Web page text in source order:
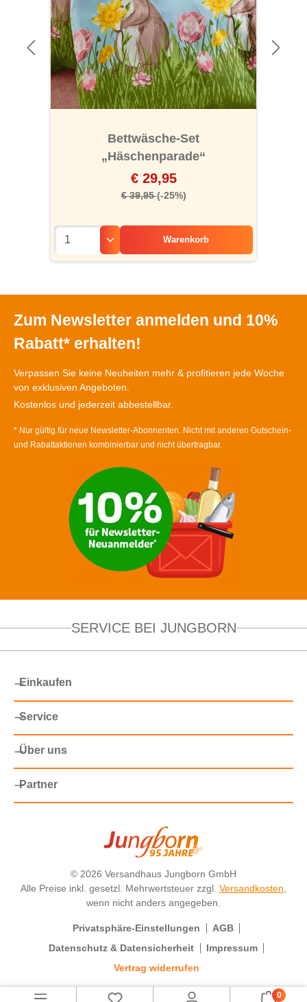
Bettwäsche-Set
„Häschenparade“
€ 29,95
€ 39,95(-25%)
Warenkorb
Zum Newsletter anmelden und 10%
Rabatt* erhalten!
Verpassen Sie keine Neuheiten mehr & profitieren jede Woche
von exklusiven Angeboten.
Kostenlos und jederzeit abbestellbar.
* Nur gültig für neue Newsletter-Abonnenten. Nicht mit anderen Gutschein-
und Rabattaktionen kombinierbar und nicht übertragbar.
SERVICE BEI JUNGBORN
Einkaufen
Service
Über uns
Partner
© 2026 Versandhaus Jungborn GmbH
Alle Preise inkl. gesetzl. Mehrwertsteuer zzgl. Versandkosten
wenn nicht anders angegeben.
Privatsphäre-Einstellungen
AGB
Datenschutz & Datensicherheit
Impressum
Vertrag widerrufen
0